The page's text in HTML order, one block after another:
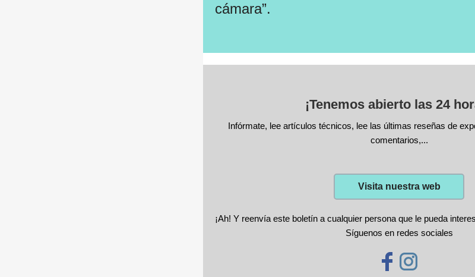
cámara”.
¡Tenemos abierto las 24
Infórmate, lee artículos técnicos, lee las últimas reseñas de
comentarios,...
Visita nuestra web
¡Ah! Y reenvía este boletín a cualquier persona que le pueda
Síguenos en redes sociales